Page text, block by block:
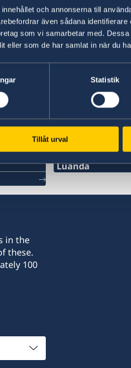
och annonserna till
även sådana identifierare
som vi samarbetar med.
eller som de har samlat in när du
Statistik
Tillåt urval
for a Schengenvisa to visit
framework of the Schengen
by theEmbassy of Portugal
on Schengen
Swedish
Luanda
in the
these.
100